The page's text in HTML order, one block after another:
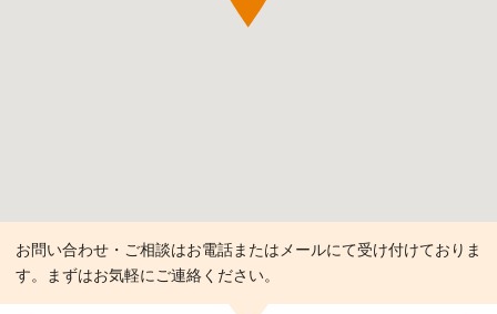
お問い合わせ・ご相談はお電話またはメールにて受け付けておりま
す。まずはお気軽にご連絡ください。